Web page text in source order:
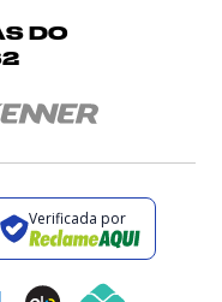
DO
Verificada por